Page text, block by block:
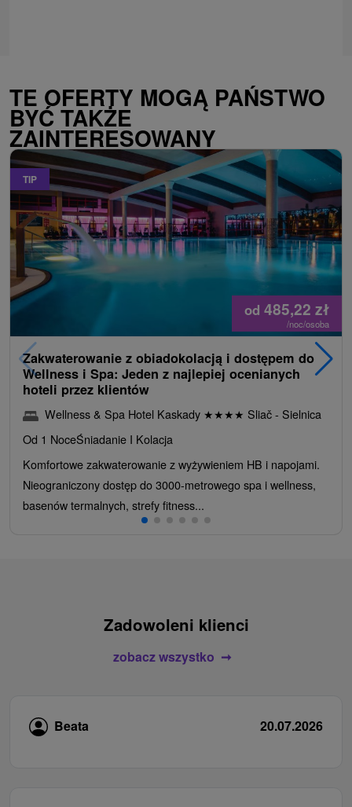
TE OFERTY MOGĄ PAŃSTWO
BYĆ TAKŻE
ZAINTERESOWANY
TIP
od 485,22 zł
/noc/osoba
Zakwaterowanie z obiadokolacją i dostępem do
Wellness i Spa: Jeden z najlepiej ocenianych
hoteli przez klientów
Wellness & Spa Hotel Kaskady ★★★★ Sliač - Sielnica
Od 1 NoceŚniadanie I Kolacja
Komfortowe zakwaterowanie z wyżywieniem HB i napojami.
Nieograniczony dostęp do 3000-metrowego spa i wellness,
basenów termalnych, strefy fitness...
Zadowoleni klienci
zobacz wszystko
Beata 20.07.2026